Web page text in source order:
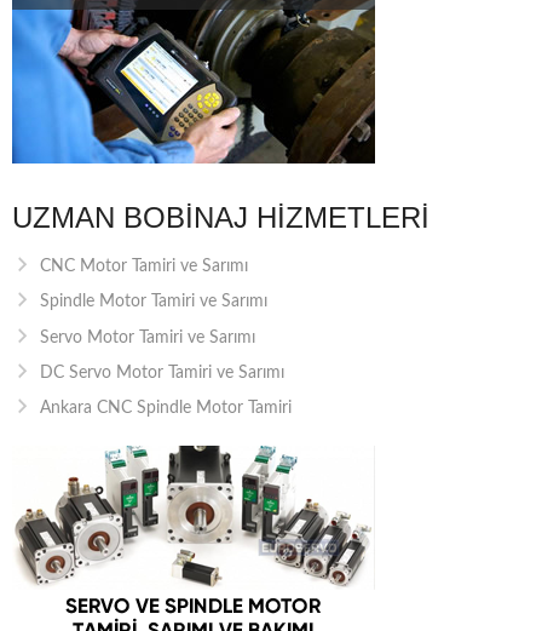
UZMAN BOBINAJ HIZMETLERI
CNC Motor Tamiri ve Sarımı
Spindle Motor Tamiri ve Sarımı
Servo Motor Tamiri ve Sarımı
DC Servo Motor Tamiri ve Sarımı
Ankara CNC Spindle Motor Tamiri